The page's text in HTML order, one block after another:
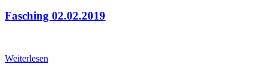
Fasching 02.02.2019
Weiterlesen